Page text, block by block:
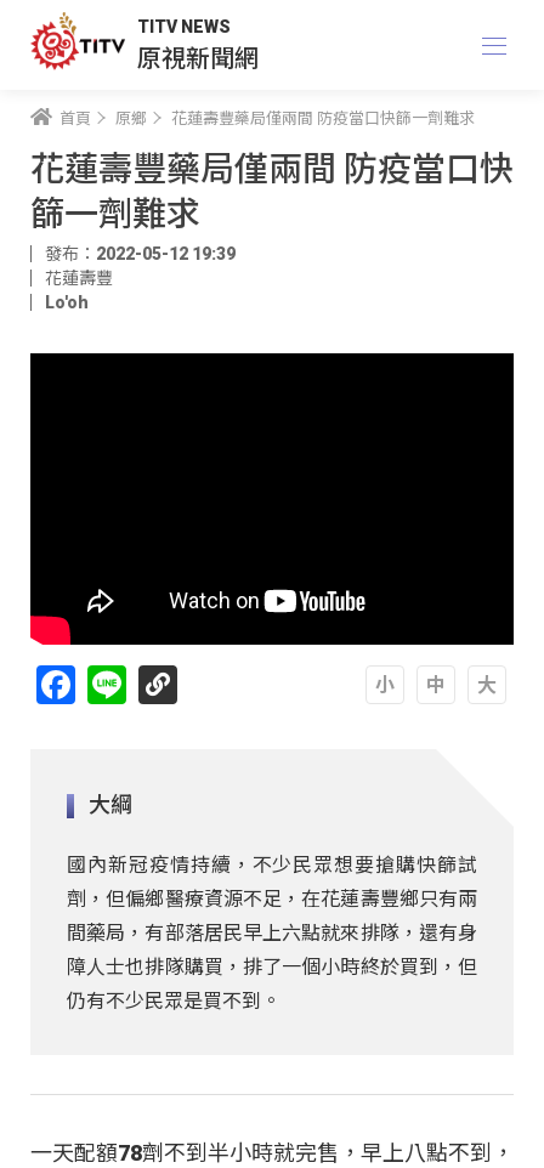
TITV NEWS
原視新聞網
首頁 原鄉 花蓮壽豐藥局僅兩間 防疫當口快篩一劑難求
花蓮壽豐藥局僅兩間 防疫當口快
篩一劑難求
發布：2022-05-12 19:39
花蓮壽豐
Lo'oh
Facebook
Line
大綱
國內新冠疫情持續，不少民眾想要搶購快篩試
劑，但偏鄉醫療資源不足，在花蓮壽豐鄉只有兩
間藥局，有部落居民早上六點就來排隊，還有身
障人士也排隊購買，排了一個小時終於買到，但
仍有不少民眾是買不到。
一天配額78劑不到半小時就完售，早上八點不到，